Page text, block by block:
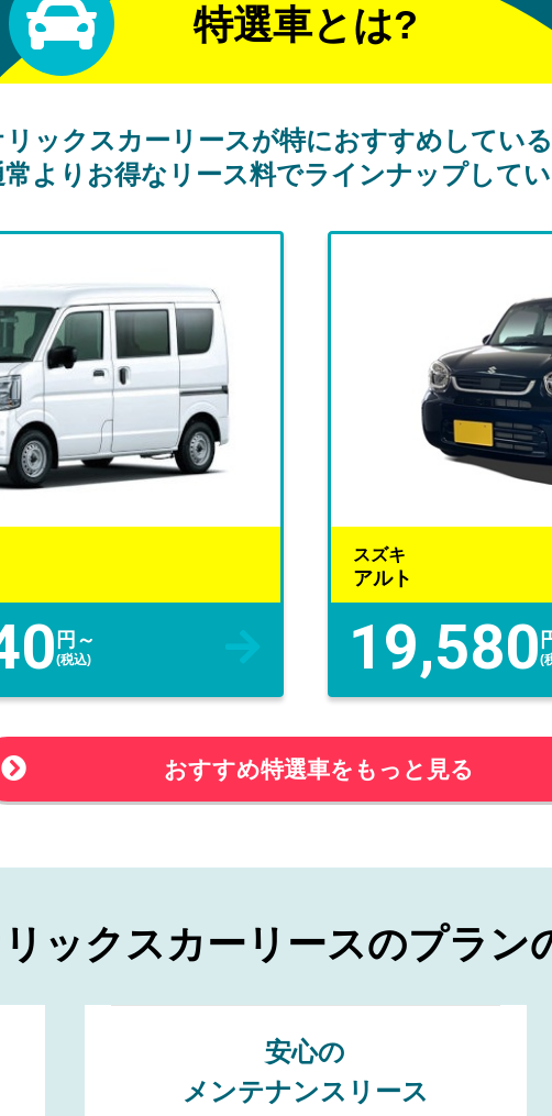
特選車とは?
リックスカーリースが特におすすめしてい
常よりお得なリース料でラインナップして
円～
(税込)
スズキ
アルト
19,580(
おすすめ特選車をもっと見る
ックスカーリースのプラン
安心の
メンテナンスリース